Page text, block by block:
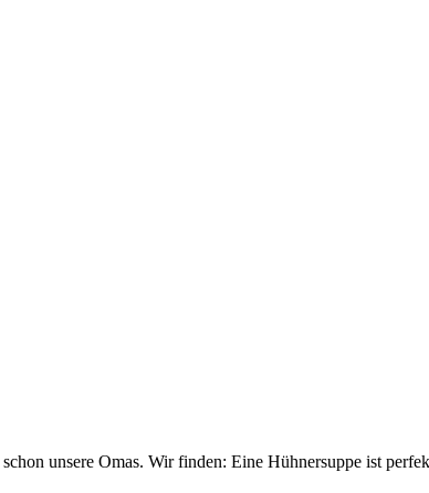
unsere Omas. Wir finden: Eine Hühner­suppe ist